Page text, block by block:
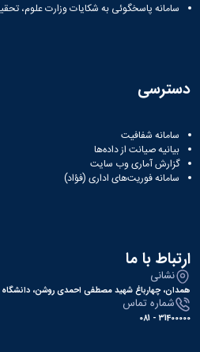
سامانه پاسخگوئی به شکایات وزارت علوم،
دسترسی
سامانه شفافیت
بیانیه صیانت از داده‌ها
گزارش آماری وب‌ سایت
سامانه فوریت‌های اداری (فؤاد)
ارتباط با ما
نشانی
همدان، چهارباغ شهید مصطفی احمدی روشن، دانشگاه
شماره تماس
31400000 - 081